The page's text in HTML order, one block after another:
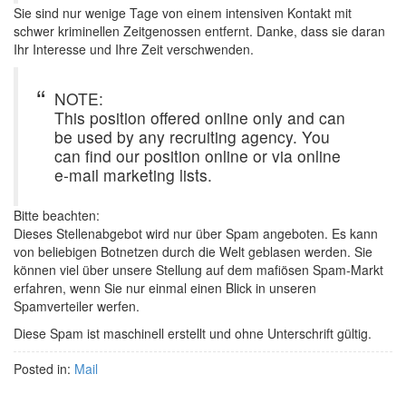
Sie sind nur wenige Tage von einem intensiven Kontakt mit
schwer kriminellen Zeitgenossen entfernt. Danke, dass sie daran
Ihr Interesse und Ihre Zeit verschwenden.
NOTE:
This position offered online only and can
be used by any recruiting agency. You
can find our position online or via online
e-mail marketing lists.
Bitte beachten:
Dieses Stellenabgebot wird nur über Spam angeboten. Es kann
von beliebigen Botnetzen durch die Welt geblasen werden. Sie
können viel über unsere Stellung auf dem mafiösen Spam-Markt
erfahren, wenn Sie nur einmal einen Blick in unseren
Spamverteiler werfen.
Diese Spam ist maschinell erstellt und ohne Unterschrift gültig.
Posted in: Mail